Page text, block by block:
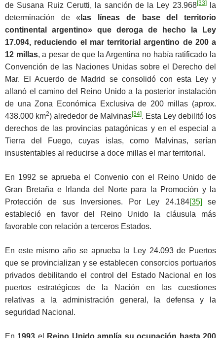
de Susana Ruiz Cerutti, la sanción de la Ley 23.968[33]la
determinación de « las líneas de base del territorio
continental argentino» que deroga de hecho la Ley
17.094, reduciendo el mar territorial argentino de 200 a
12 millas, a pesar de que la Argentina no había ratificado la
Convención de las Naciones Unidas sobre el Derecho del
Mar. El Acuerdo de Madrid se consolidó con esta Ley y
allanó el camino del Reino Unido a la posterior instalación
de una Zona Económica Exclusiva de 200 millas (aprox.
438.000 km2) alrededor de Malvinas[34]. Esta Ley debilitó los
derechos de las provincias patagónicas y en el especial a
Tierra del Fuego, cuyas islas, como Malvinas, serían
insustentables al reducirse a doce millas el mar territorial.
En 1992 se aprueba el Convenio con el Reino Unido de
Gran Bretaña e Irlanda del Norte para la Promoción y la
Protección de sus Inversiones. Por Ley 24.184[35] se
estableció en favor del Reino Unido la cláusula más
favorable con relación a terceros Estados.
En este mismo año se aprueba la Ley 24.093 de Puertos
que se provincializan y se establecen consorcios portuarios
privados debilitando el control del Estado Nacional en los
puertos estratégicos de la Nación en las cuestiones
relativas a la administración general, la defensa y la
seguridad Nacional.